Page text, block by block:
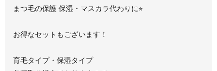
まつ毛の保護 保湿・マスカラ代わりに⭐︎
お得なセットもございます！
育毛タイプ・保湿タイプ